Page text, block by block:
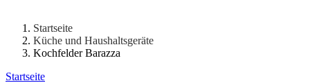
Startseite
Küche und Haushaltsgeräte
Kochfelder Barazza
Startseite